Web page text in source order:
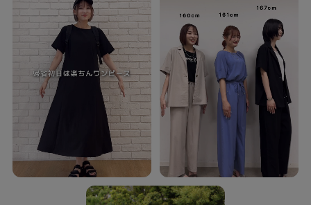
【デザイン】
サラッとした素材が特徴的なワイドパンツです。
フラップポケットデザインでイージーパンツながらきちんと見えするデザイ
ン。
ウエストゴム仕様で着脱も楽ちんです。
太すぎないワイドシルエットで迷わず選べる1枚。
ご要望の多かった、待望のロング丈もお作りいたしました。
レギュラー丈・ショート丈・ロング丈の3丈から、身長や好みに合わせて選べ